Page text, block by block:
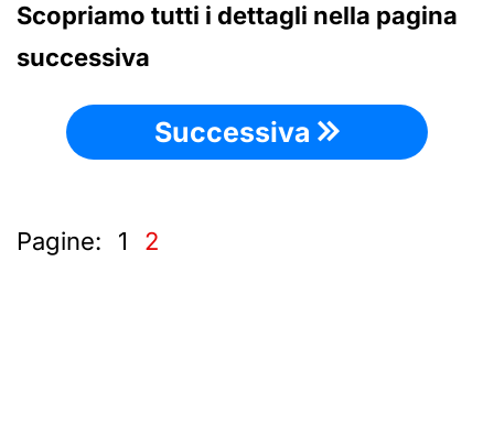
Scopriamo tutti i dettagli nella pagina
successiva
Successiva
Pagine: 1 2